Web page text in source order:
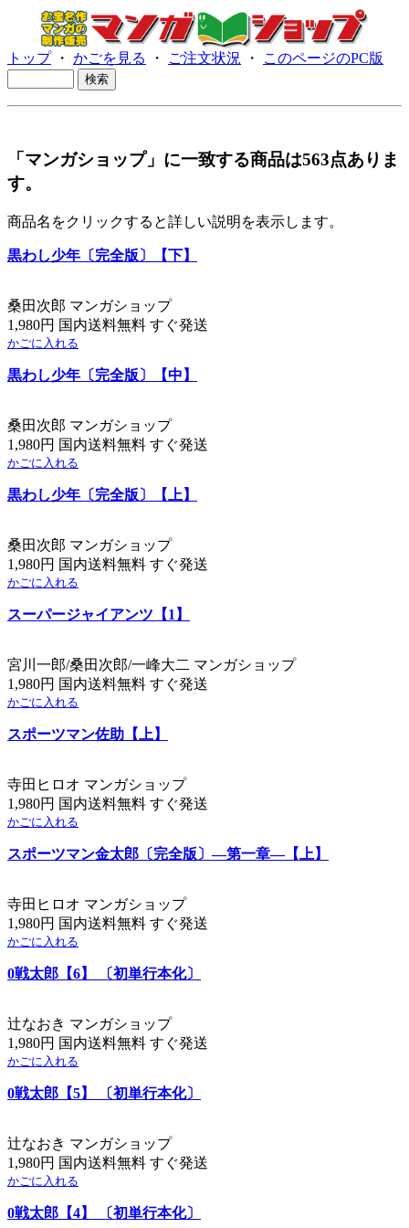
トップ・ かごを見る ・ ご注文状況 ・ このページのPC版
「マンガショップ」に一致する商品は563点ありま
す。
商品名をクリックすると詳しい説明を表示します。
黒わし少年〔完全版〕【下】
桑田次郎 マンガショップ
1,980円 国内送料無料 すぐ発送
かごに入れる
黒わし少年〔完全版〕【中】
桑田次郎 マンガショップ
1,980円 国内送料無料 すぐ発送
かごに入れる
黒わし少年〔完全版〕【上】
桑田次郎 マンガショップ
1,980円 国内送料無料 すぐ発送
かごに入れる
スーパージャイアンツ【1】
宮川一郎/桑田次郎/一峰大二 マンガショップ
1,980円 国内送料無料 すぐ発送
かごに入れる
スポーツマン佐助【上】
寺田ヒロオ マンガショップ
1,980円 国内送料無料 すぐ発送
かごに入れる
スポーツマン金太郎〔完全版〕―第一章―【上】
寺田ヒロオ マンガショップ
1,980円 国内送料無料 すぐ発送
かごに入れる
0戦太郎【6】 〔初単行本化〕
辻なおき マンガショップ
1,980円 国内送料無料 すぐ発送
かごに入れる
0戦太郎【5】 〔初単行本化〕
辻なおき マンガショップ
1,980円 国内送料無料 すぐ発送
かごに入れる
0戦太郎【4】 〔初単行本化〕